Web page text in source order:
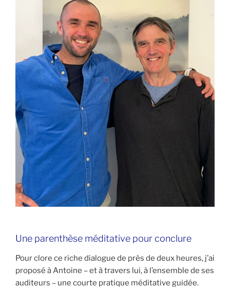
Une parenthèse méditative pour conclure
Pour clore ce riche dialogue de près de deux heures, j’ai
proposé à Antoine – et à travers lui, à l’ensemble de ses
auditeurs – une courte pratique méditative guidée.